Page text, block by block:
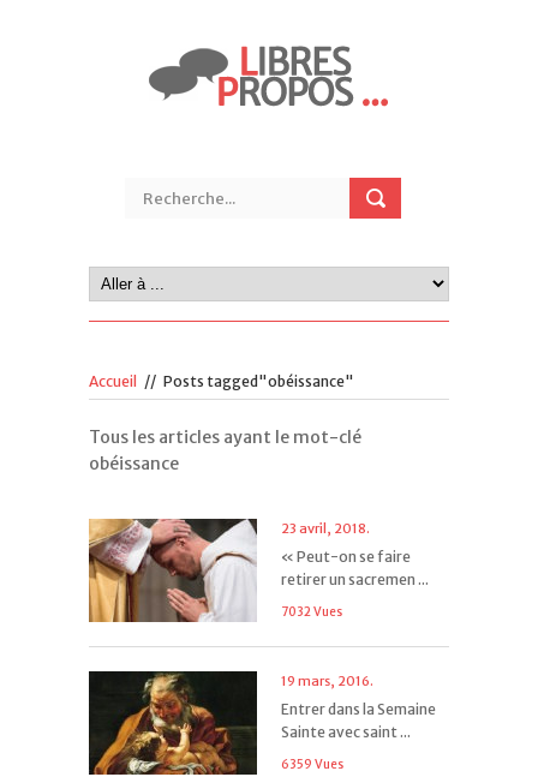
Accueil // Posts tagged"obéissance"
Tous les articles ayant le mot-clé
obéissance
23 avril, 2018.
« Peut-on se faire
retirer un sacremen ...
7032 Vues
19 mars, 2016.
Entrer dans la Semaine
Sainte avec saint ...
6359 Vues